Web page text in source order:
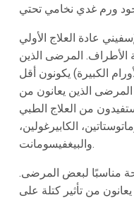
عادة العلاج الأولي
المرضى الذين
الكبيرة) يكونون أقل
المرضى الذين يعانون من
من العلاج الطبي
الكابيرغولين،
والبيغفيسومانت.
مناسبًا لبعض المرضى.
من تأثير كتلة على